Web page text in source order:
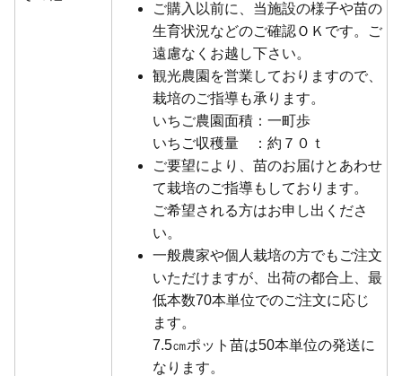
ご購入以前に、当施設の様子や苗の
生育状況などのご確認ＯＫです。ご
遠慮なくお越し下さい。
観光農園を営業しておりますので、
栽培のご指導も承ります。
いちご農園面積：一町歩
いちご収穫量 ：約７０ｔ
ご要望により、苗のお届けとあわせ
て栽培のご指導もしております。
ご希望される方はお申し出くださ
い。
一般農家や個人栽培の方でもご注文
いただけますが、出荷の都合上、最
低本数70本単位でのご注文に応じ
ます。
7.5㎝ポット苗は50本単位の発送に
なります。